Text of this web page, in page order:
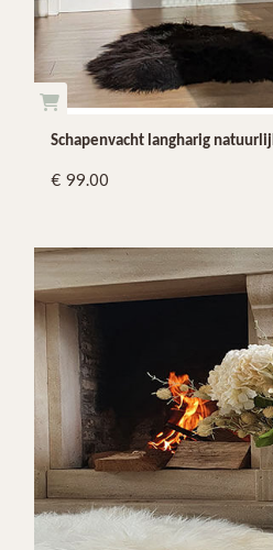
Schapenvacht langharig
99.00